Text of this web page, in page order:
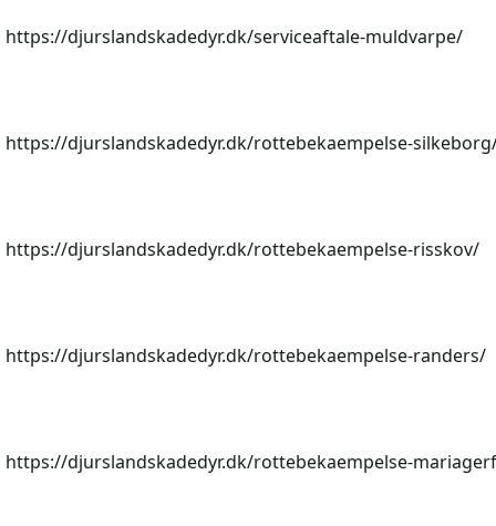
https://djurslandskadedyr.dk/serviceaftale-muldvarpe/
https://djurslandskadedyr.dk/rottebekaempelse-
https://djurslandskadedyr.dk/rottebekaempelse-risskov/
https://djurslandskadedyr.dk/rottebekaempelse-randers/
https://djurslandskadedyr.dk/rottebekaempelse-